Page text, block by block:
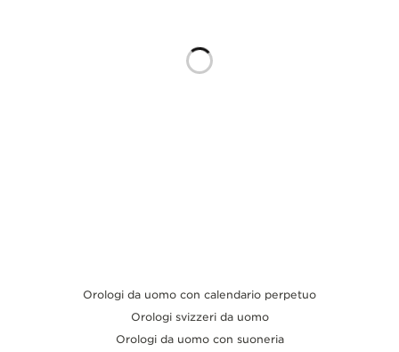
THE STELLAR ODYSSEY
Orologi da uomo con calendario perpetuo
Orologi svizzeri da uomo
Orologi da uomo con suoneria